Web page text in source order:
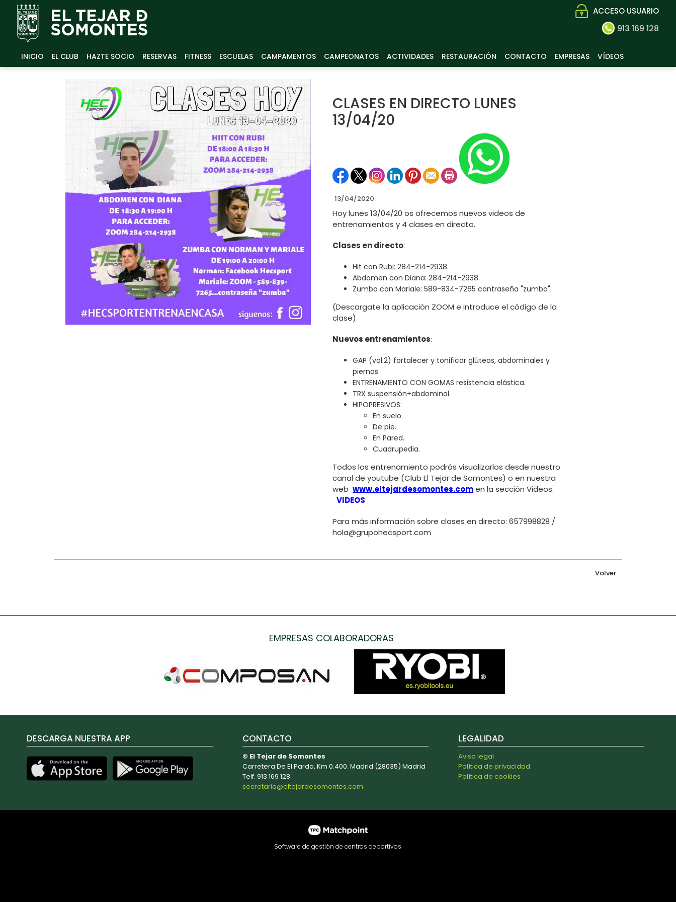
ACCESO USUARIO
913 169 128
INICIO EL CLUB HAZTE SOCIO RESERVAS FITNESS ESCUELAS CAMPAMENTOS CAMPEONATOS ACTIVIDADES RESTAURACIÓN CONTACTO EMPRESAS VÍDEOS
CLASES EN DIRECTO LUNES
13/04/20
13/04/2020
Hoy lunes 13/04/20 os ofrecemos nuevos videos de
entrenamientos y 4 clases en directo.
Clases en directo:
Hit con Rubi: 284-214-2938.
Abdomen con Diana: 284-214-2938.
Zumba con Mariale: 589-834-7265 contraseña "zumba".
(Descargate la aplicación ZOOM e introduce el código de la
clase)
Nuevos entrenamientos:
GAP (vol.2) fortalecer y tonificar glúteos, abdominales y
piernas.
ENTRENAMIENTO CON GOMAS resistencia elástica.
TRX suspensión+abdominal.
HIPOPRESIVOS:
En suelo.
De pie.
En Pared.
Cuadrupedia.
Todos los entrenamiento podrás visualizarlos desde nuestro
canal de youtube (Club El Tejar de Somontes) o en nuestra
webwww.eltejardesomontes.comen la sección Videos.
VIDEOS
Para más información sobre clases en directo: 657998828 /
hola@grupohecsport.com
Volver
EMPRESAS COLABORADORAS
DESCARGA NUESTRA APP CONTACTO
© El Tejar de Somontes
Carretera De El Pardo, Km 0.400. Madrid (28035) Madrid
Telf. 913 169 128
secretaria@eltejardesomontes.com
LEGALIDAD
Aviso legal
Política de privacidad
Política de cookies
Software de gestión de centros deportivos